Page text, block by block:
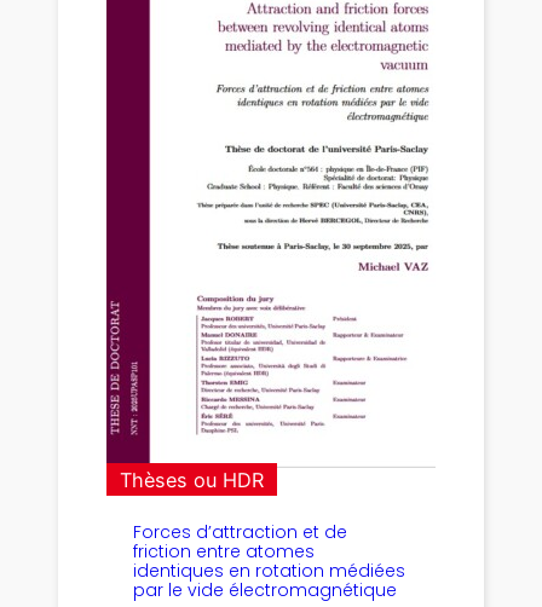
Thèses ou HDR
Forces d’attraction et de
friction entre atomes
identiques en rotation médiées
par le vide électromagnétique